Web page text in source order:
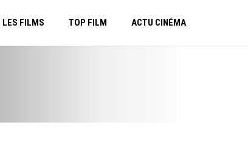
LES FILMS TOP FILM ACTU CINÉMA